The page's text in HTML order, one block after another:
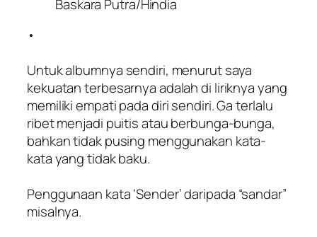
Baskara Putra/Hindia
•
Untuk albumnya sendiri, menurut saya
kekuatan terbesarnya adalah di liriknya yang
memiliki empati pada diri sendiri. Ga terlalu
ribet menjadi puitis atau berbunga-bunga,
bahkan tidak pusing menggunakan kata-
kata yang tidak baku.
Penggunaan kata ‘Sender’ daripada “sandar”
misalnya.